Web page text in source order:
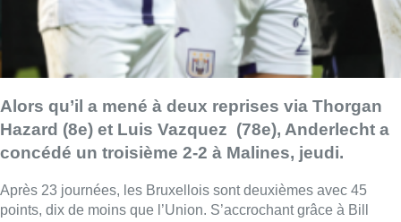
Alors qu’il a mené à deux reprises via Thorgan
Hazard (8e) et Luis Vazquez (78e), Anderlecht a
concédé un troisième 2-2 à Malines, jeudi.
Après 23 journées, les Bruxellois sont deuxièmes avec 45
points, dix de moins que l’Union. S’accrochant grâce à Bill